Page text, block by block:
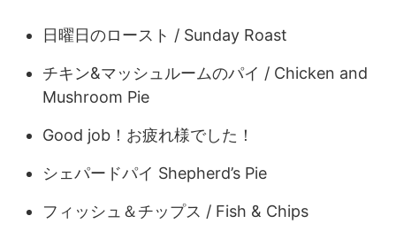
日曜日のロースト / Sunday Roast
チキン&マッシュルームのパイ / Chicken and
Mushroom Pie
Good job！お疲れ様でした！
シェパードパイ Shepherd’s Pie
フィッシュ＆チップス / Fish & Chips